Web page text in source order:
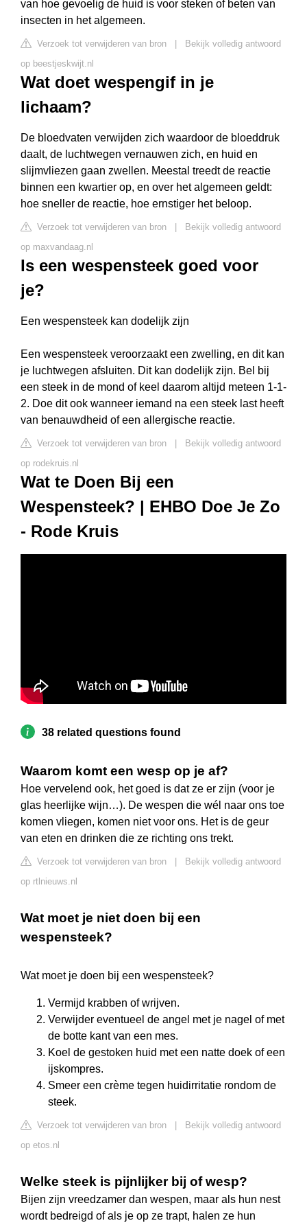
van hoe gevoelig de huid is voor steken of beten van
insecten in het algemeen.
Verzoek tot verwijderen van bron
Bekijk volledig antwoord
op beestjeskwijt.nl
Wat doet wespengif in je
lichaam?
De bloedvaten verwijden zich waardoor de bloeddruk
daalt, de luchtwegen vernauwen zich, en huid en
slijmvliezen gaan zwellen. Meestal treedt de reactie
binnen een kwartier op, en over het algemeen geldt:
hoe sneller de reactie, hoe ernstiger het beloop.
Verzoek tot verwijderen van bron
Bekijk volledig antwoord
op maxvandaag.nl
Is een wespensteek goed voor
je?
Een wespensteek kan dodelijk zijn
Een wespensteek veroorzaakt een zwelling, en dit kan
je luchtwegen afsluiten. Dit kan dodelijk zijn. Bel bij
een steek in de mond of keel daarom altijd meteen 1-1-
2. Doe dit ook wanneer iemand na een steek last heeft
van benauwdheid of een allergische reactie.
Verzoek tot verwijderen van bron
Bekijk volledig antwoord
op rodekruis.nl
Wat te Doen Bij een
Wespensteek? | EHBO Doe Je Zo
- Rode Kruis
38 related questions found
Waarom komt een wesp op je af?
Hoe vervelend ook, het goed is dat ze er zijn (voor je
glas heerlijke wijn…). De wespen die wél naar ons toe
komen vliegen, komen niet voor ons. Het is de geur
van eten en drinken die ze richting ons trekt.
Verzoek tot verwijderen van bron
Bekijk volledig antwoord
op rtlnieuws.nl
Wat moet je niet doen bij een
wespensteek?
Wat moet je doen bij een wespensteek?
Vermijd krabben of wrijven.
Verwijder eventueel de angel met je nagel of met
de botte kant van een mes.
Koel de gestoken huid met een natte doek of een
ijskompres.
Smeer een crème tegen huidirritatie rondom de
steek.
Verzoek tot verwijderen van bron
Bekijk volledig antwoord
op etos.nl
Welke steek is pijnlijker bij of wesp?
Bijen zijn vreedzamer dan wespen, maar als hun nest
wordt bedreigd of als je op ze trapt, halen ze hun